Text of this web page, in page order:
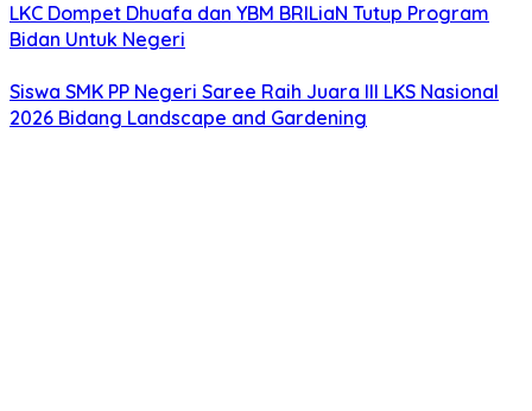
LKC Dompet Dhuafa dan YBM BRILiaN Tutup Program
Bidan Untuk Negeri
Siswa SMK PP Negeri Saree Raih Juara III LKS Nasional
2026 Bidang Landscape and Gardening